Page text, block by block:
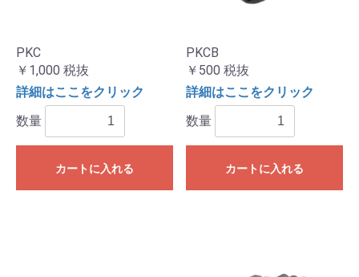
PKC
￥1,000 税抜
詳細はここをクリック
数量
カートに入れる
PKCB
￥500 税抜
詳細はここをクリック
数量
カートに入れる